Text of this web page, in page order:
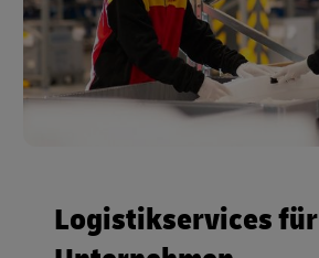
Logistikservices für